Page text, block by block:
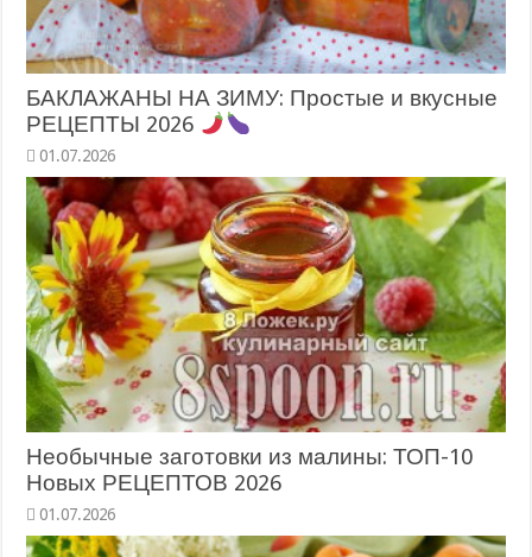
БАКЛАЖАНЫ НА ЗИМУ: Простые и вкусные
РЕЦЕПТЫ 2026
Необычные заготовки из малины: ТОП-10
Новых РЕЦЕПТОВ 2026